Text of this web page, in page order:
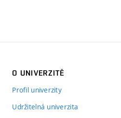
O UNIVERZITĚ
Profil univerzity
Udržitelná univerzita